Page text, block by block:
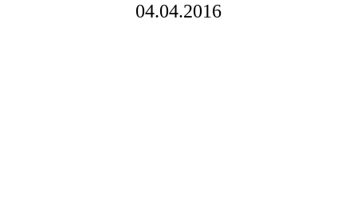
04.04.2016